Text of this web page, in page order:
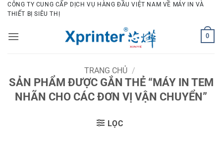
Bỏ
qua
dung
CÔNG TY CUNG CẤP DỊCH VỤ HÀNG ĐẦU VIỆT NAM VỀ MÁY IN VÀ
THIẾT BỊ SIÊU THỊ
0
TRANG CHỦ /
SẢN PHẨM ĐƯỢC GẮN THẺ “MÁY IN TEM
NHÃN CHO CÁC ĐƠN VỊ VẬN CHUYỂN”
LỌC